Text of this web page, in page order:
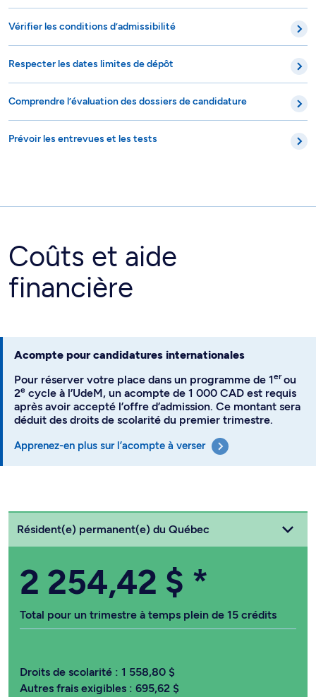
Vérifier les conditions d’admissibilité
Respecter les dates limites de dépôt
Comprendre l’évaluation des dossiers de candidature
Prévoir les entrevues et les tests
Coûts et aide
financière
Acompte pour candidatures internationales
Pour réserver votre place dans un programme de 1erou
2e cycle à l’UdeM, un acompte de 1 000 CAD est requis
après avoir accepté l’offre d’admission. Ce montant sera
déduit des droits de scolarité du premier trimestre.
Apprenez-en plus sur l’acompte à verser
Choisissez votre statut
Résident(e) permanent(e) du Québec
2 254,42 $ *
Total pour un trimestre à temps plein de 15 crédits
Droits de scolarité : 1 558,80 $
Autres frais exigibles : 695,62 $